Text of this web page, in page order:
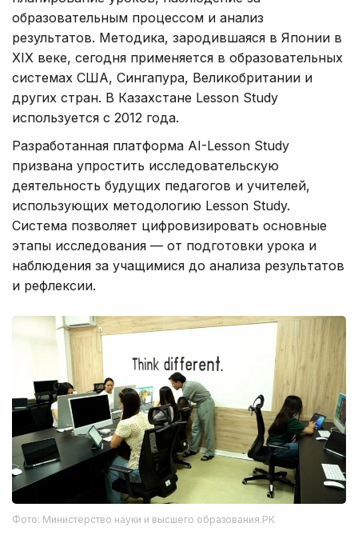
образовательным процессом и анализ
результатов. Методика, зародившаяся в Японии в
XIX веке, сегодня применяется в образовательных
системах США, Сингапура, Великобритании и
других стран. В Казахстане Lesson Study
используется с 2012 года.
Разработанная платформа AI-Lesson Study
призвана упростить исследовательскую
деятельность будущих педагогов и учителей,
использующих методологию Lesson Study.
Система позволяет цифровизировать основные
этапы исследования — от подготовки урока и
наблюдения за учащимися до анализа результатов
и рефлексии.
Фото: Министерство науки и высшего образования.РК